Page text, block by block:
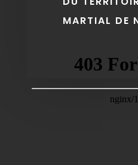
MARTIAL DE